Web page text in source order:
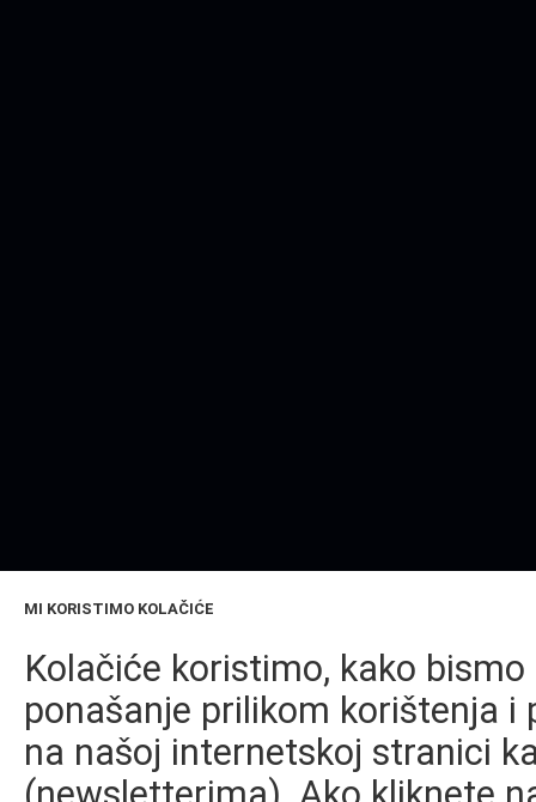
MI KORISTIMO KOLAČIĆE
Kolačiće koristimo, kako
ponašanje prilikom korištenja
na našoj internetskoj stranici